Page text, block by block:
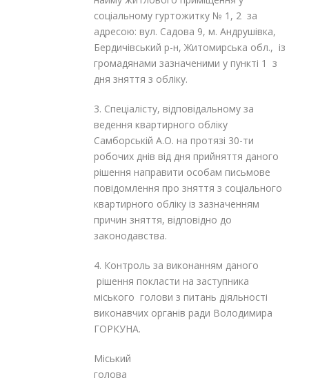
соціальному гуртожитку № 1, 2 за
адресою: вул. Садова 9, м. Андрушівка,
Бердичівський р-н, Житомирська обл., із
громадянами зазначеними у пункті 1 з
дня зняття з обліку.
3. Спеціалісту, відповідальному за
ведення квартирного обліку
Самборській А.О. на протязі 30-ти
робочих днів від дня прийняття даного
рішення направити особам письмове
повідомлення про зняття з соціального
квартирного обліку із зазначенням
причин зняття, відповідно до
законодавства.
4. Контроль за виконанням даного
рішення покласти на заступника
міського голови з питань діяльності
виконавчих органів ради Володимира
ГОРКУНА.
Міський
голова